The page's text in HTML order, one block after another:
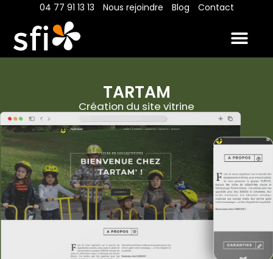
04 77 91 13 13 Nous rejoindre Blog Contact
TARTAM
Création du site vitrine